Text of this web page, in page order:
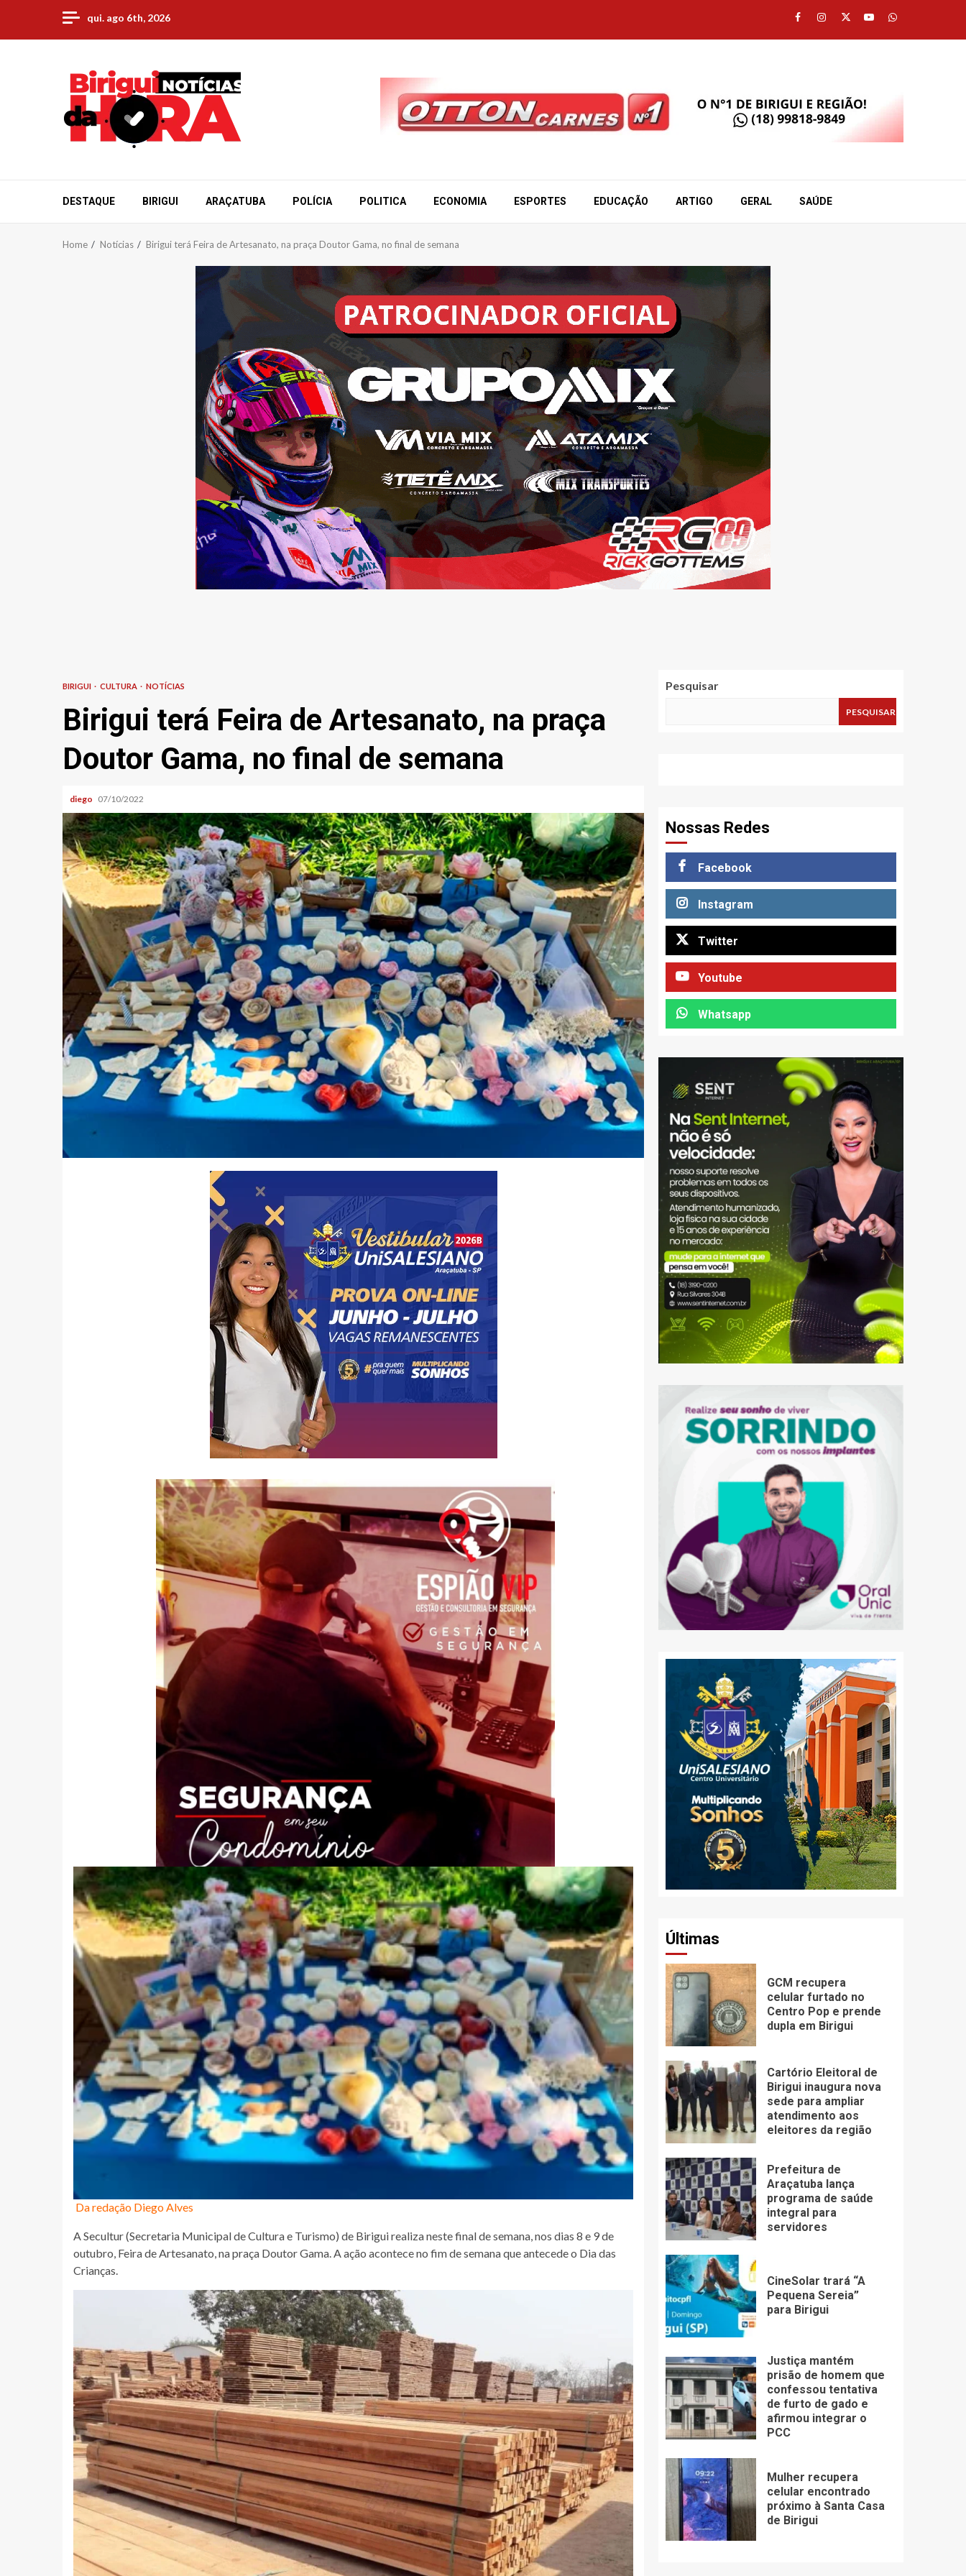
content
qui. ago 6th, 2026 Facebook
Instagram
TwitterYoutubeWhatsapp
DESTAQUE BIRIGUI ARAÇATUBA POLÍCIA POLITICA ECONOMIA ESPORTES EDUCAÇÃO ARTIGO GERAL SAÚDE
Home Notícias Birigui terá Feira de Artesanato, na praça Doutor Gama, no final de semana
BIRIGUI CULTURA NOTÍCIAS
Birigui terá Feira de Artesanato, na praça
Doutor Gama, no final de semana
diego 07/10/2022
Da redação Diego Alves
A Secultur (Secretaria Municipal de Cultura e Turismo) de Birigui realiza neste final de semana, nos dias 8 e 9 de
outubro, Feira de Artesanato, na praça Doutor Gama. A ação acontece no fim de semana que antecede o Dia das
Crianças.
Pesquisar
PESQUISAR
Nossas Redes
Facebook
Instagram
Twitter
Youtube
Whatsapp
Últimas
GCM recupera
celular furtado no
Centro Pop e prende
dupla em Birigui
Cartório Eleitoral de
Birigui inaugura nova
sede para ampliar
atendimento aos
eleitores da região
Prefeitura de
Araçatuba lança
programa de saúde
integral para
servidores
CineSolar trará “A
Pequena Sereia”
para Birigui
Justiça mantém
prisão de homem que
confessou tentativa
de furto de gado e
afirmou integrar o
PCC
Mulher recupera
celular encontrado
próximo à Santa Casa
de Birigui